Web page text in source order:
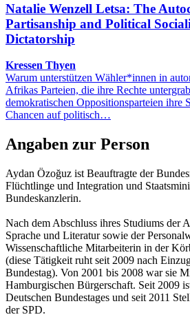
Natalie Wenzell Letsa: The
Partisanship and Political
Dictatorship
Kressen Thyen
Warum unterstützen Wähler*innen in
Afrikas Parteien, die ihre Rechte
demokratischen Oppositionsparteien ihre
Chancen auf politisch…
Angaben zur Person
Aydan Özoğuz ist Beauftragte der
Flüchtlinge und Integration und
Bundeskanzlerin.
Nach dem Abschluss ihres Studiums der
Sprache und Literatur sowie der
Wissenschaftliche Mitarbeiterin in der
(diese Tätigkeit ruht seit 2009 nach
Bundestag). Von 2001 bis 2008 war sie
Hamburgischen Bürgerschaft. Seit 2009
Deutschen Bundestages und seit 2011
der SPD.